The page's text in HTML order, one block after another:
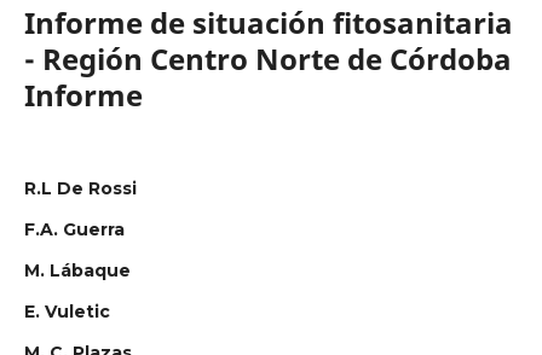
Informe de situación fitosanitaria
- Región Centro Norte de Córdoba
Informe
R.L De Rossi
F.A. Guerra
M. Lábaque
E. Vuletic